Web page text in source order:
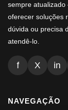
sempre
oferecer soluções
dúvida ou precisa
atendê-lo.
f X in
NAVEGAÇÃO